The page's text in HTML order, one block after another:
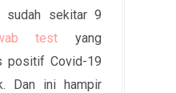
sudah sekitar 9
test yang
positif Covid-19
Dan ini hampir